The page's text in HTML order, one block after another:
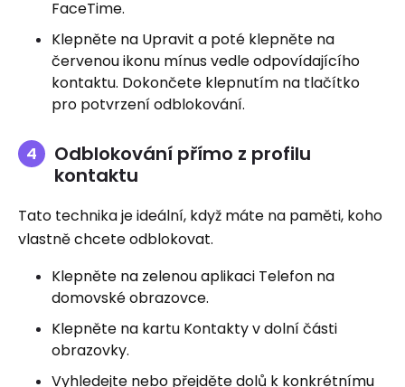
FaceTime.
Klepněte na Upravit a poté klepněte na
červenou ikonu mínus vedle odpovídajícího
kontaktu. Dokončete klepnutím na tlačítko
pro potvrzení odblokování.
Odblokování přímo z profilu
kontaktu
Tato technika je ideální, když máte na paměti, koho
vlastně chcete odblokovat.
Klepněte na zelenou aplikaci Telefon na
domovské obrazovce.
Klepněte na kartu Kontakty v dolní části
obrazovky.
Vyhledejte nebo přejděte dolů k konkrétnímu